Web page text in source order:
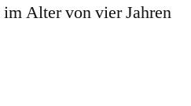
Alter von vier Jahren